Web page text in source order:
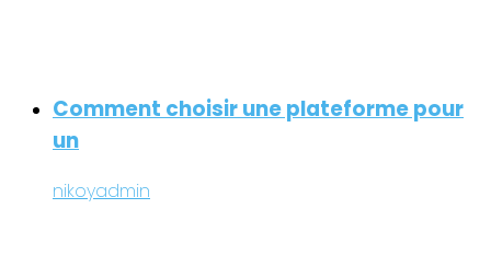
Comment choisir une plateforme pour
un
nikoyadmin